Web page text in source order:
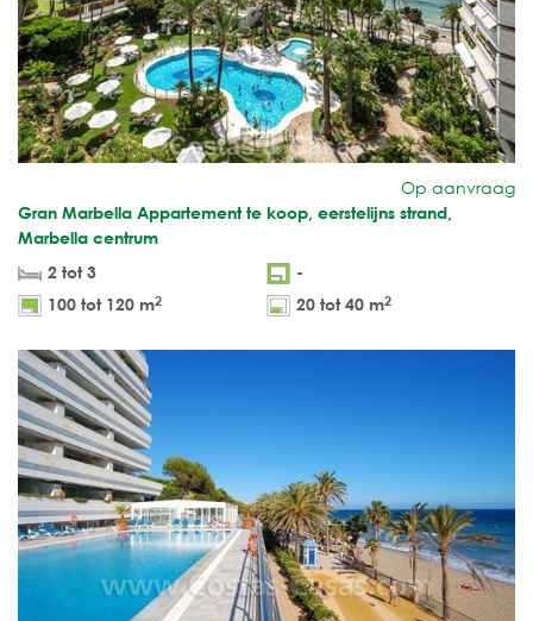
Op aanvraag
Gran Marbella Appartement te koop, eerstelijns strand,
Marbella centrum
2 tot 3
-
100 tot 120 m2 20 tot 40 m2